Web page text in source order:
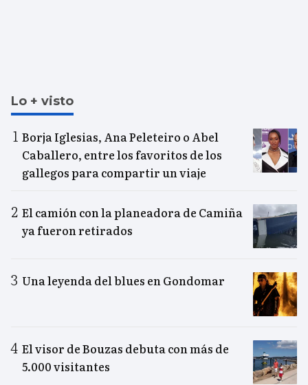
Lo + visto
Borja Iglesias, Ana Peleteiro o Abel
Caballero, entre los favoritos de los
gallegos para compartir un viaje
El camión con la planeadora de Camiña
ya fueron retirados
Una leyenda del blues en Gondomar
El visor de Bouzas debuta con más de
5.000 visitantes